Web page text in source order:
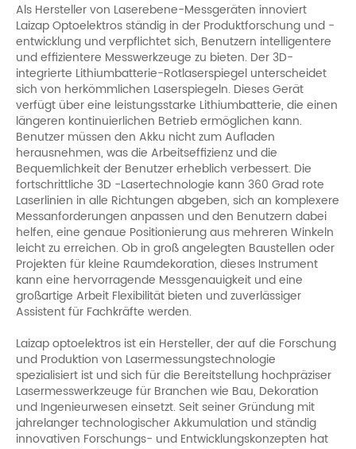
Als Hersteller von Laserebene-Messgeräten innoviert
Laizap Optoelektros ständig in der Produktforschung und -
entwicklung und verpflichtet sich, Benutzern intelligentere
und effizientere Messwerkzeuge zu bieten. Der 3D-
integrierte Lithiumbatterie-Rotlaserspiegel unterscheidet
sich von herkömmlichen Laserspiegeln. Dieses Gerät
verfügt über eine leistungsstarke Lithiumbatterie, die einen
längeren kontinuierlichen Betrieb ermöglichen kann.
Benutzer müssen den Akku nicht zum Aufladen
herausnehmen, was die Arbeitseffizienz und die
Bequemlichkeit der Benutzer erheblich verbessert. Die
fortschrittliche 3D -Lasertechnologie kann 360 Grad rote
Laserlinien in alle Richtungen abgeben, sich an komplexere
Messanforderungen anpassen und den Benutzern dabei
helfen, eine genaue Positionierung aus mehreren Winkeln
leicht zu erreichen. Ob in groß angelegten Baustellen oder
Projekten für kleine Raumdekoration, dieses Instrument
kann eine hervorragende Messgenauigkeit und eine
großartige Arbeit Flexibilität bieten und zuverlässiger
Assistent für Fachkräfte werden.
Laizap optoelektros ist ein Hersteller, der auf die Forschung
und Produktion von Lasermessungstechnologie
spezialisiert ist und sich für die Bereitstellung hochpräziser
Lasermesswerkzeuge für Branchen wie Bau, Dekoration
und Ingenieurwesen einsetzt. Seit seiner Gründung mit
jahrelanger technologischer Akkumulation und ständig
innovativen Forschungs- und Entwicklungskonzepten hat